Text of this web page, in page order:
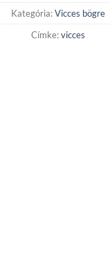
Kategória:Vicces bögre
Címke:vicces